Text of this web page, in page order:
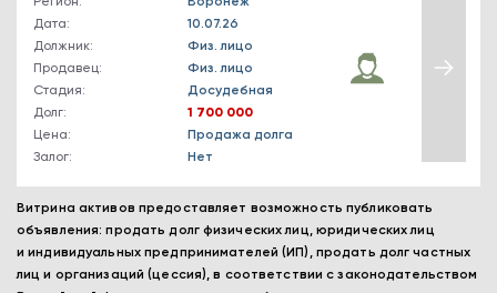
Дата:
10.07.26
Должник:
Физ. лицо
Продавец:
Физ. лицо
Стадия:
Досудебная
Долг:
1 700 000
Цена:
Продажа долга
Залог:
Нет
Витрина активов предоставляет возможность публиковать
объявления: продать долг физических лиц, юридических лиц
и индивидуальных предпринимателей (ИП), продать долг частных
лиц и организаций (цессия), в соответствии с законодательством